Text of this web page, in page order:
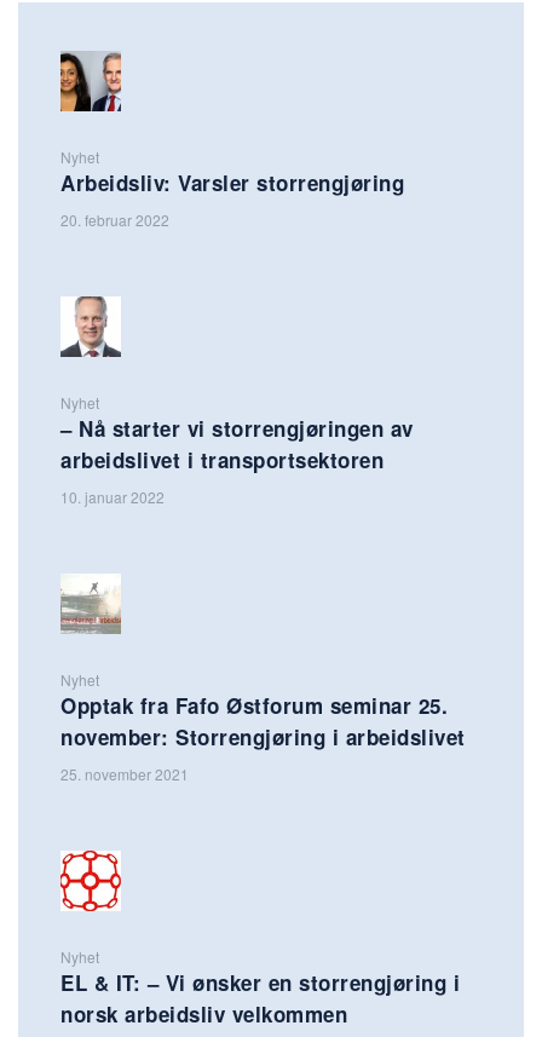
Nyhet
Arbeidsliv: Varsler storrengjøring
20. februar 2022
Nyhet
– Nå starter vi storrengjøringen av
arbeidslivet i transportsektoren
10. januar 2022
Nyhet
Opptak fra Fafo Østforum seminar 25.
november: Storrengjøring i arbeidslivet
25. november 2021
Nyhet
EL & IT: – Vi ønsker en storrengjøring i
norsk arbeidsliv velkommen